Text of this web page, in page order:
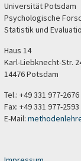
Universität Potsdam
Psychologische
Statistik und
Haus 14
Karl-Liebknecht-Str.
14476 Potsdam
Tel.: +49 331 977-2676
Fax: +49 331 977-2593
E-Mail: